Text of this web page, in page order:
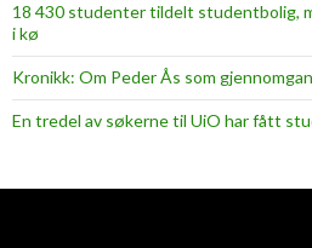
18 430 studenter tildelt studentbolig,
i kø
Kronikk: Om Peder Ås som
En tredel av søkerne til UiO har fått